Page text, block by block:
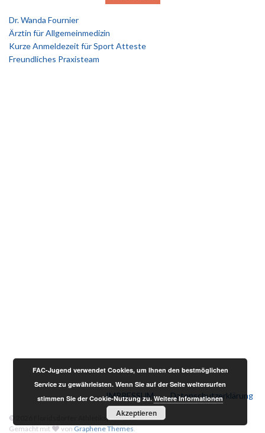
Dr. Wanda Fournier
Ärztin für Allgemeinmedizin
Kurze Anmeldezeit für Sport Atteste
Freundliches Praxisteam
IMPRESSUM Datenschutzerklärung
© 2026 Floridsdorfer Athletiksport-Club.
Gemacht mit
von Graphene Themes.
FAC-Jugend verwendet Cookies, um Ihnen den bestmöglichen
Service zu gewährleisten. Wenn Sie auf der Seite weitersurfen
stimmen Sie der Cookie-Nutzung zu.Weitere Informationen
Akzeptieren